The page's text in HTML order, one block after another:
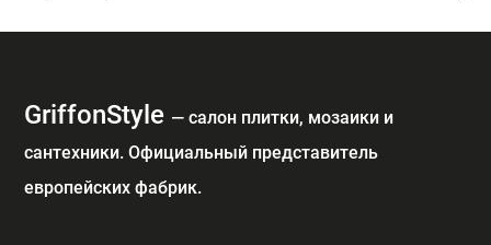
GriffonStyle — cалон плитки, мозаики и
сантехники. Официальный представитель
европейских фабрик.